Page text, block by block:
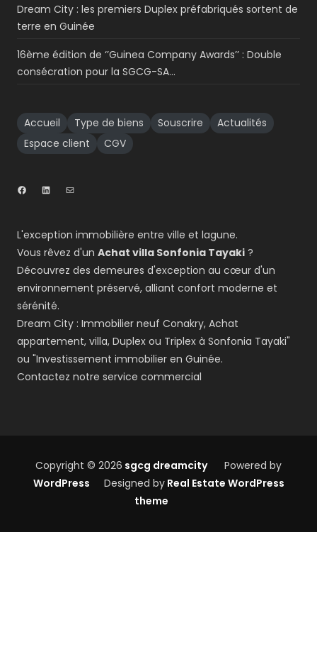
Dream City : les premiers Duplex préfabriqués sortent de
terre en Guinée
16ème édition de ‘’Guinea Company Awards’’ : Double
consécration pour la SGCG-SA…
Accueil Type de biens Souscrire
Actualités
Espace client
CGV
L'exception immobilière entre ville et lagune.
Vous rêvez d'un Achat villa Sonfonia Tayaki ?
Découvrez des demeures d'exception au cœur d'un
environnement préservé, alliant confort moderne et
sérénité.
Dream City : Immobilier neuf Conakry, Achat
appartement, villa, Duplex ou Triplex à Sonfonia Tayaki"
ou "Investissement immobilier en Guinée.
Contactez notre service commercial
Copyright © 2026 sgcg dreamcity
Powered by
WordPress
Designed byReal Estate WordPress
theme